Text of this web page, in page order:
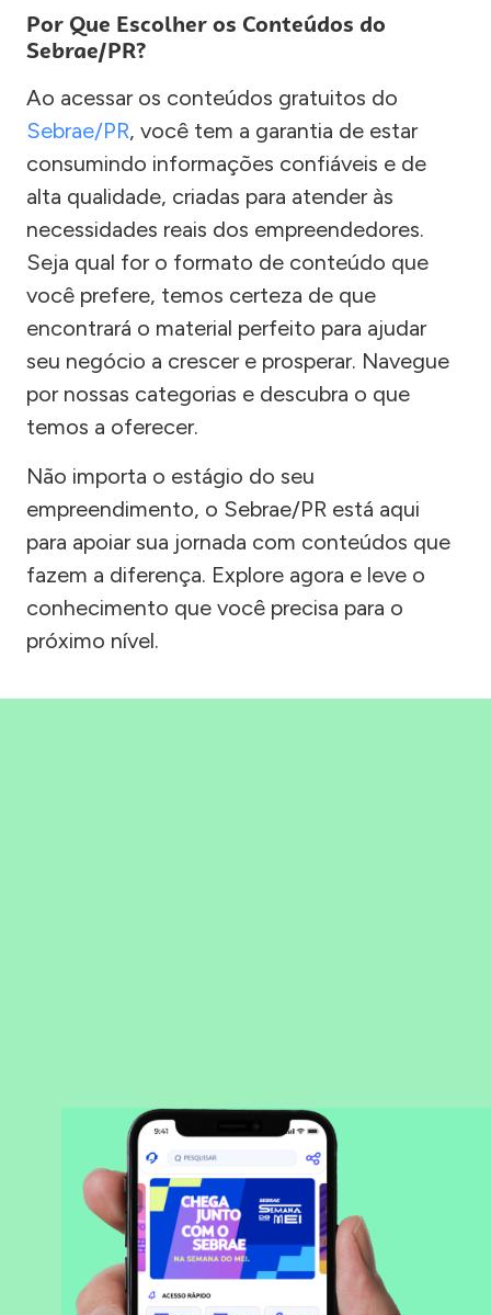
Por Que Escolher os Conteúdos do
Sebrae/PR?
Ao acessar os conteúdos gratuitos do
Sebrae/PR, você tem a garantia de estar
consumindo informações confiáveis e de
alta qualidade, criadas para atender às
necessidades reais dos empreendedores.
Seja qual for o formato de conteúdo que
você prefere, temos certeza de que
encontrará o material perfeito para ajudar
seu negócio a crescer e prosperar. Navegue
por nossas categorias e descubra o que
temos a oferecer.
Não importa o estágio do seu
empreendimento, o Sebrae/PR está aqui
para apoiar sua jornada com conteúdos que
fazem a diferença. Explore agora e leve o
conhecimento que você precisa para o
próximo nível.